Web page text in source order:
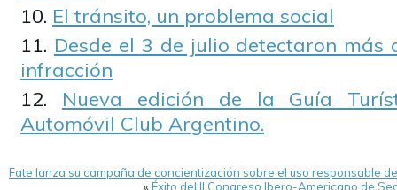
El tránsito, un problema social
Desde el 3 de julio detectaron más
infracción
Nueva edición de la Guía
Automóvil Club Argentino.
Fate lanza su campaña de concientización sobre el uso responsable
«Éxito del II Congreso Ibero-Americano de